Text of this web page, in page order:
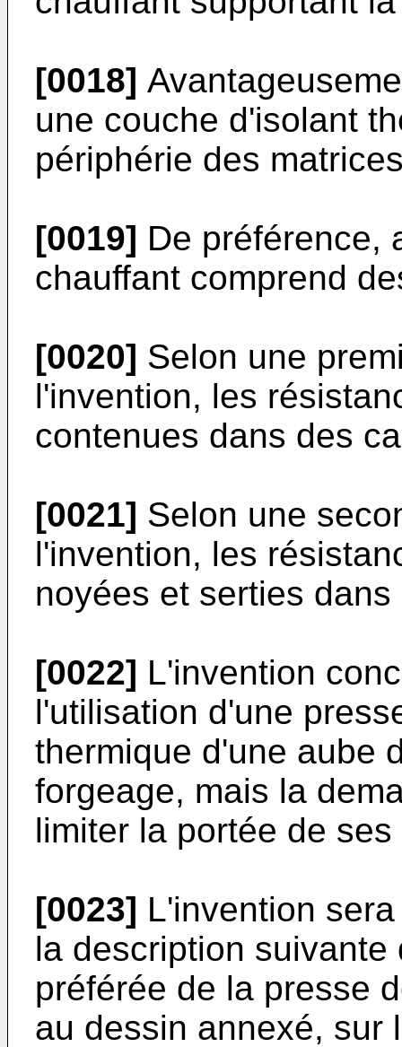
[0018]
une couche d'isolant
périphérie des
[0019] De préférence,
chauffant comprend
[0020] Selon une
l'invention, les
contenues dans des
[0021] Selon une
l'invention, les
noyées et serties
[0022] L'invention
l'utilisation d'une
thermique d'une aube
forgeage, mais la
limiter la portée de
[0023] L'invention
la description
préférée de la presse
au dessin annexé, sur